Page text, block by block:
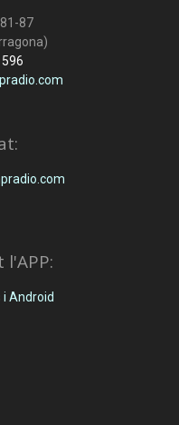
87
l'APP:
i Android